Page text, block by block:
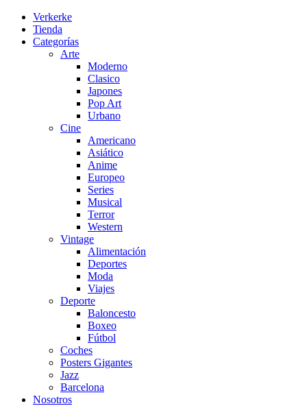
Verkerke
Tienda
Categorías
Arte
Moderno
Clasico
Japones
Pop Art
Urbano
Cine
Americano
Asiático
Anime
Europeo
Series
Musical
Terror
Western
Vintage
Alimentación
Deportes
Moda
Viajes
Deporte
Baloncesto
Boxeo
Fútbol
Coches
Posters Gigantes
Jazz
Barcelona
Nosotros